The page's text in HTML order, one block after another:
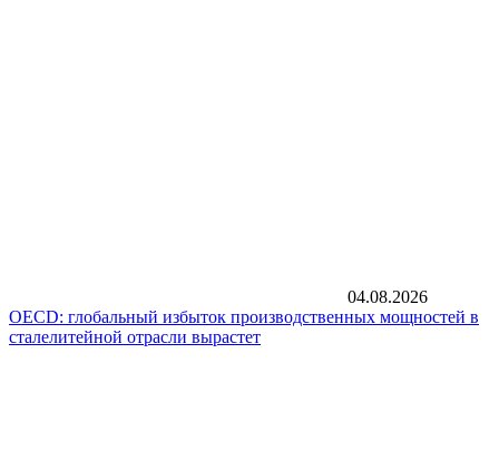
04.08.2026
OECD: глобальный избыток производственных мощностей в
сталелитейной отрасли вырастет